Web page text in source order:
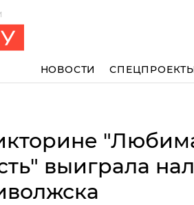
НОВОСТИ
выиграла